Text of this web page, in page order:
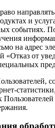
и
событиях.
на адрес
«Отказ от